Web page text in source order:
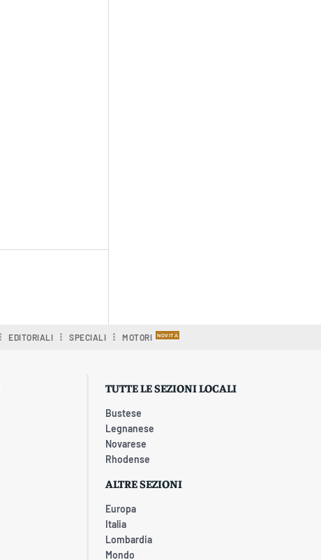
EDITORIALI SPECIALI MOTORI
TUTTE LE SEZIONI LOCALI
Bustese
Legnanese
Novarese
Rhodense
ALTRE SEZIONI
Europa
Italia
Lombardia
Mondo